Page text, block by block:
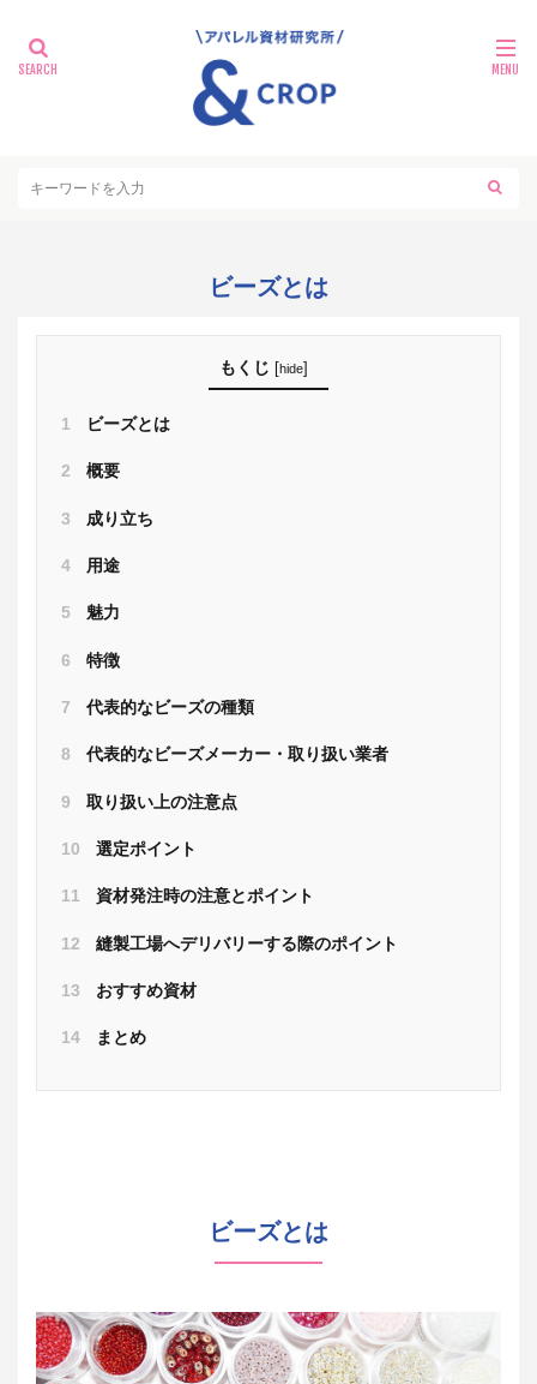
ビーズとは
もくじ hide]
1 ビーズとは
2 概要
3 成り立ち
4 用途
5 魅力
6 特徴
7 代表的なビーズの種類
8 代表的なビーズメーカー・取り扱い業者
9 取り扱い上の注意点
10 選定ポイント
11 資材発注時の注意とポイント
12 縫製工場へデリバリーする際のポイント
13 おすすめ資材
14 まとめ
ビーズとは